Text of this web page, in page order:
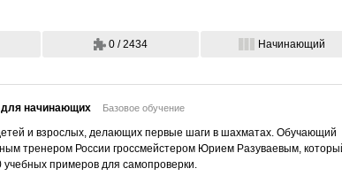
0 / 2434 Начинающий
начинающих Базовое обучение
и взрослых, делающих первые шаги в шахматах. Обучающий
тренером России гроссмейстером Юрием Разуваевым,
примеров для самопроверки.